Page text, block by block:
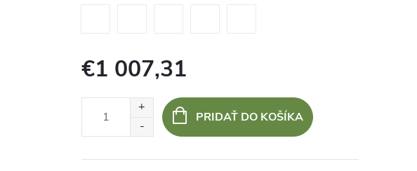
€1 007,31
PRIDAŤ DO KOŠÍKA